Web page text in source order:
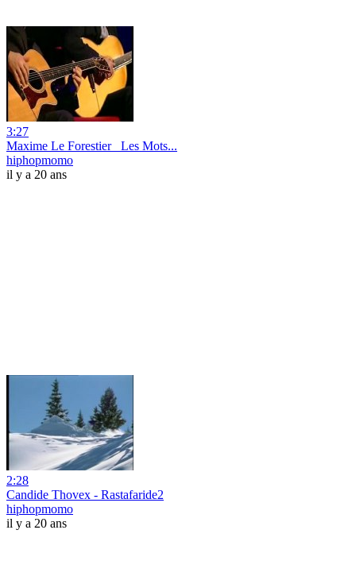
3:27
Maxime Le Forestier_ Les Mots...
hiphopmomo
il y a 20 ans
2:28
Candide Thovex - Rastafaride2
hiphopmomo
il y a 20 ans